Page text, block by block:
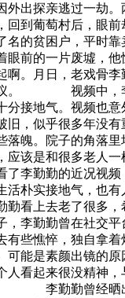
外出探亲逃过一劫
回到葡萄村后，眼
名的贫困户，平时靠
眼前的一片废墟，
啊。月日，老戏骨李
议。 视频中，李
分接地气。视频也
旧，似乎很多年没
落魄。院子的角落
应该是和很多老人一
勤的近况视频，
活朴实接地气，也
勤看上去老了很多
勤曾在社交平台
有些憔悴，独自拿着
可能是素颜出镜的
人看起来很没精神
李勤勤曾经晒出